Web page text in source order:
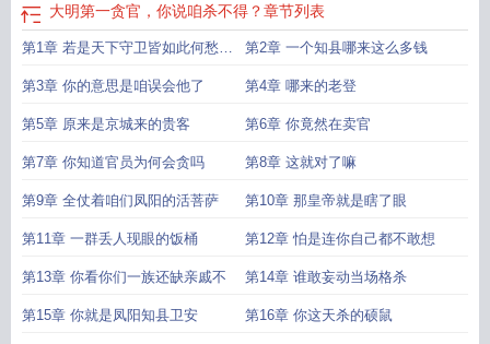
大明第一贪官，你说咱杀不得？章节列表
第1章 若是天下守卫皆如此何愁江
山不固
第2章 一个知县哪来这么多钱
第3章 你的意思是咱误会他了 第4章 哪来的老登
第5章 原来是京城来的贵客 第6章 你竟然在卖官
第7章 你知道官员为何会贪吗 第8章 这就对了嘛
第9章 全仗着咱们凤阳的活菩萨 第10章 那皇帝就是瞎了眼
第11章 一群丢人现眼的饭桶 第12章 怕是连你自己都不敢想
第13章 你看你们一族还缺亲戚不 第14章 谁敢妄动当场格杀
第15章 你就是凤阳知县卫安 第16章 你这天杀的硕鼠